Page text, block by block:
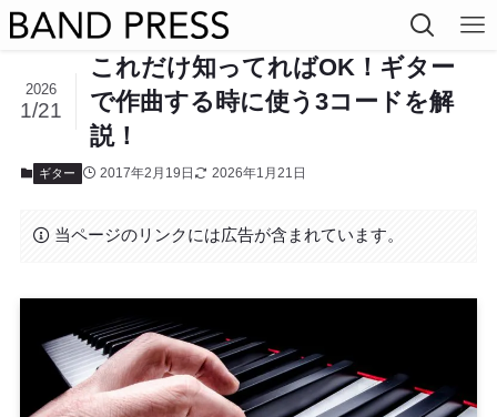
これだけ知ってればOK！ギター
で作曲する時に使う3コードを解
説！
2026
1/21
ギター 2017年2月19日 2026年1月21日
当ページのリンクには広告が含まれています。